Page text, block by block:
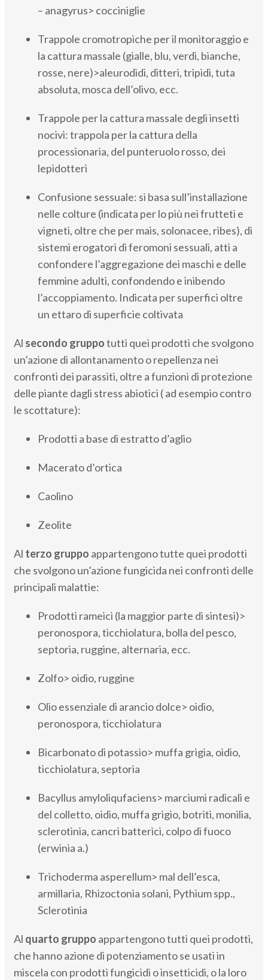
– anagyrus> cocciniglie
Trappole cromotropiche per il monitoraggio e
la cattura massale (gialle, blu, verdi, bianche,
rosse, nere)>aleurodidi, ditteri, tripidi, tuta
absoluta, mosca dell’olivo, ecc.
Trappole per la cattura massale degli insetti
nocivi: trappola per la cattura della
processionaria, del punteruolo rosso, dei
lepidotteri
Confusione sessuale: si basa sull’installazione
nelle colture (indicata per lo più nei frutteti e
vigneti, oltre che per mais, solonacee, ribes), di
sistemi erogatori di feromoni sessuali, atti a
confondere l’aggregazione dei maschi e delle
femmine adulti, confondendo e inibendo
l’accoppiamento. Indicata per superfici oltre
un ettaro di superficie coltivata
Al secondo gruppotutti quei prodotti che svolgono
un’azione di allontanamento o repellenza nei
confronti dei parassiti, oltre a funzioni di protezione
delle piante dagli stress abiotici ( ad esempio contro
le scottature):
Prodotti a base di estratto d’aglio
Macerato d’ortica
Caolino
Zeolite
Al terzo gruppo appartengono tutte quei prodotti
che svolgono un’azione fungicida nei confronti delle
principali malattie:
Prodotti rameici (la maggior parte di sintesi)>
peronospora, ticchiolatura, bolla del pesco,
septoria, ruggine, alternaria, ecc.
Zolfo> oidio, ruggine
Olio essenziale di arancio dolce> oidio,
peronospora, ticchiolatura
Bicarbonato di potassio> muffa grigia, oidio,
ticchiolatura, septoria
Bacyllus amyloliqufaciens> marciumi radicali e
del colletto, oidio, muffa grigio, botriti, monilia,
sclerotinia, cancri batterici, colpo di fuoco
(erwinia a.)
Trichoderma asperellum> mal dell’esca,
armillaria, Rhizoctonia solani, Pythium spp.,
Sclerotinia
Al quarto gruppo appartengono tutti quei prodotti,
che hanno azione di potenziamento se usati in
miscela con prodotti fungicidi o insetticidi, o la loro